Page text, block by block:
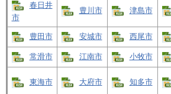
春日井
市
豊川市 津島市
豊田市 安城市 西尾市
常滑市 江南市 小牧市
東海市 大府市 知多市